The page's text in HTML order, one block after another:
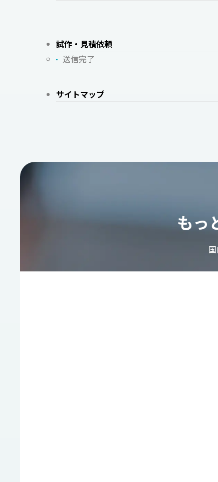
試作・見積依頼
送信完了
サイトマップ
もっ